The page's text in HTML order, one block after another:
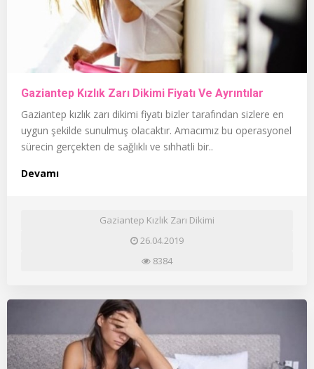
Gaziantep Kızlık Zarı Dikimi Fiyatı Ve Ayrıntılar
Gaziantep kızlık zarı dikimi fiyatı bizler tarafından sizlere en
uygun şekilde sunulmuş olacaktır. Amacımız bu operasyonel
sürecin gerçekten de sağlıklı ve sıhhatli bir..
Devamı
Gaziantep Kızlık Zarı Dikimi
26.04.2019
8384